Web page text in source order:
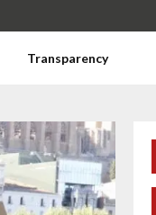
Transparency